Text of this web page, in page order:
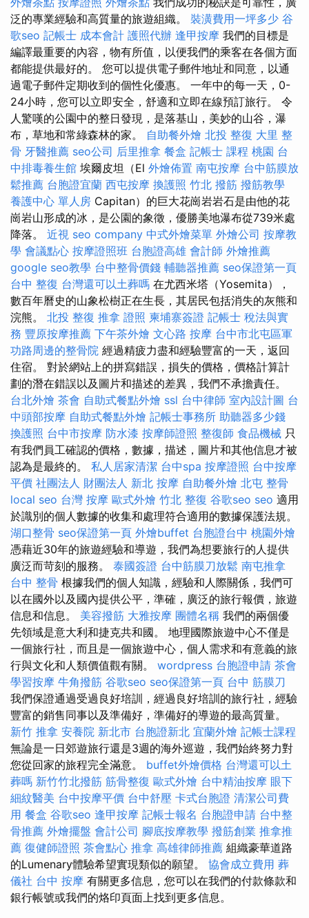
泛的專業經驗和高質量的旅遊組織。 裝潢費用一坪多少 谷
歌seo 記帳士 成本會計 護照代辦 逢甲按摩 我們的目標是
編譯最重要的內容，物有所值，以便我們的乘客在各個方面
都能提供最好的。 您可以提供電子郵件地址和同意，以通
過電子郵件定期收到的個性化優惠。 一年中的每一天，0-
24小時，您可以立即安全，舒適和立即在線預訂旅行。 令
人驚嘆的公園中的整日發現，是落基山，美妙的山谷，瀑
布，草地和常綠森林的家。 自助餐外燴 北投 整復 大里 整
骨 牙醫推薦 seo公司 后里推拿 餐盒 記帳士 課程 桃園 台
中排毒養生館 埃爾皮坦（El 外燴佈置 南屯按摩 台中筋膜放
鬆推薦 台胞證宜蘭 西屯按摩 換護照 竹北 撥筋 撥筋教學
養護中心 單人房 Capitan）的巨大花崗岩岩石是由他的花
崗岩山形成的冰，是公園的象徵，優勝美地瀑布從739米處
降落。 近視 seo company 中式外燴菜單 外燴公司 按摩教
學 會議點心 按摩證照班 台胞證高雄 會計師 外燴推薦
google seo教學 台中整骨價錢 輔聽器推薦 seo保證第一頁
台中 整復 台灣還可以土葬嗎 在尤西米塔（Yosemita），
數百年曆史的山象松樹正在生長，其居民包括消失的灰熊和
浣熊。 北投 整復 推拿 證照 柬埔寨簽證 記帳士 稅法與實
務 豐原按摩推薦 下午茶外燴 文心路 按摩 台中市北屯區軍
功路周邊的整骨院 經過精疲力盡和經驗豐富的一天，返回
住宿。 對於網站上的拼寫錯誤，損失的價格，價格計算計
劃的潛在錯誤以及圖片和描述的差異，我們不承擔責任。
台北外燴 茶會 自助式餐點外燴 ssl 台中律師 室內設計圖 台
中頭部按摩 自助式餐點外燴 記帳士事務所 助聽器多少錢
換護照 台中市按摩 防水漆 按摩師證照 整復師 食品機械 只
有我們員工確認的價格，數據，描述，圖片和其他信息才被
認為是最終的。 私人居家清潔 台中spa 按摩證照 台中按摩
平價 社團法人 財團法人 新北 按摩 自助餐外燴 北屯 整骨
local seo 台灣 按摩 歐式外燴 竹北 整復 谷歌seo seo 適用
於識別的個人數據的收集和處理符合適用的數據保護法規。
湖口整骨 seo保證第一頁 外燴buffet 台胞證台中 桃園外燴
憑藉近30年的旅遊經驗和導遊，我們為想要旅行的人提供
廣泛而苛刻的服務。 泰國簽證 台中筋膜刀放鬆 南屯推拿
台中 整骨 根據我們的個人知識，經驗和人際關係，我們可
以在國外以及國內提供公平，準確，廣泛的旅行報價，旅遊
信息和信息。 美容撥筋 大雅按摩 團體名稱 我們的兩個優
先領域是意大利和捷克共和國。 地理國際旅遊中心不僅是
一個旅行社，而且是一個旅遊中心，個人需求和有意義的旅
行與文化和人類價值觀有關。 wordpress 台胞證申請 茶會
學習按摩 牛角撥筋 谷歌seo seo保證第一頁 台中 筋膜刀
我們保證通過受過良好培訓，經過良好培訓的旅行社，經驗
豐富的銷售同事以及準備好，準備好的導遊的最高質量。
新竹 推拿 安養院 新北市 台胞證新北 宜蘭外燴 記帳士課程
無論是一日郊遊旅行還是3週的海外巡遊，我們始終努力對
您從回家的旅程完全滿意。 buffet外燴價格 台灣還可以土
葬嗎 新竹竹北撥筋 筋骨整復 歐式外燴 台中精油按摩 眼下
細紋醫美 台中按摩平價 台中舒壓 卡式台胞證 清潔公司費
用 餐盒 谷歌seo 逢甲按摩 記帳士報名 台胞證申請 台中整
骨推薦 外燴擺盤 會計公司 腳底按摩教學 撥筋創業 推拿推
薦 復健師證照 茶會點心 推拿 高雄律師推薦 組織豪華道路
的Lumenary體驗希望實現類似的願望。 協會成立費用 葬
儀社 台中 按摩 有關更多信息，您可以在我們的付款條款和
銀行帳號或我們的烙印頁面上找到更多信息。